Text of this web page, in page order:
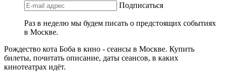
Подписаться
Раз в неделю мы будем писать о предстоящих событиях
в Москве.
Рождество кота Боба в кино - сеансы в Москве. Купить
билеты, почитать описание, даты сеансов, в каких
кинотеатрах идёт.